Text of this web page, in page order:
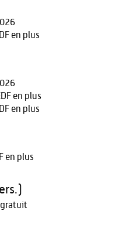
en plus
en plus
en plus
en plus
gratuit